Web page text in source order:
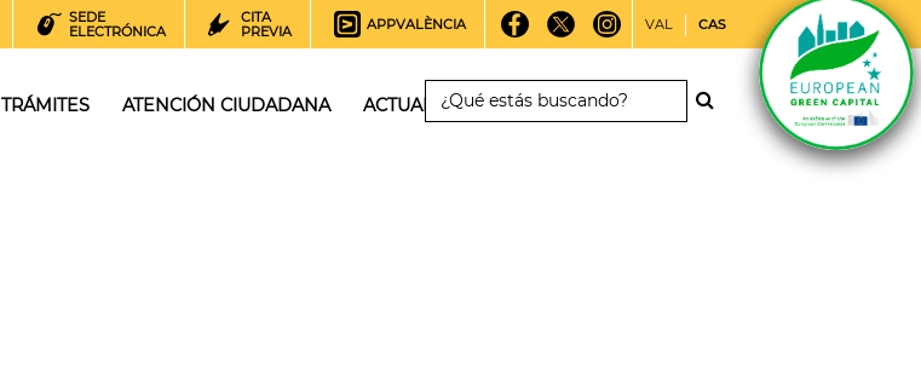
SEDE
ELECTRÓNICA
CITA
PREVIA
APPVALÈNCIA VAL CAS
TRÁMITES ATENCIÓN CIUDADANA ACTUALIDAD